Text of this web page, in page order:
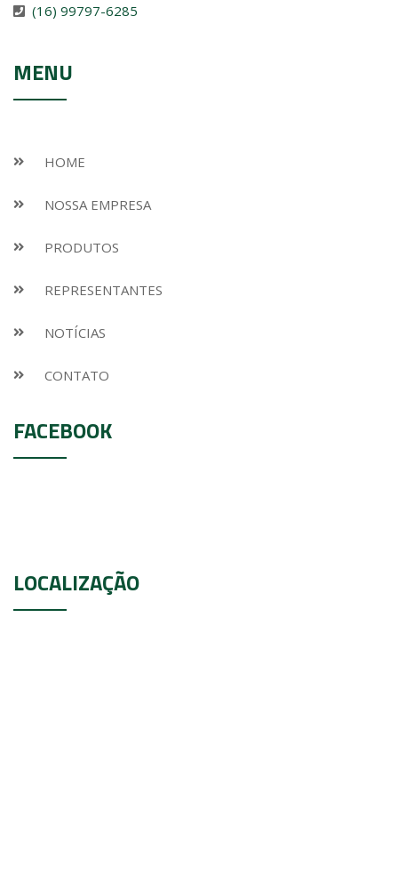
(16) 99797-6285
MENU
HOME
NOSSA EMPRESA
PRODUTOS
REPRESENTANTES
NOTÍCIAS
CONTATO
FACEBOOK
LOCALIZAÇÃO